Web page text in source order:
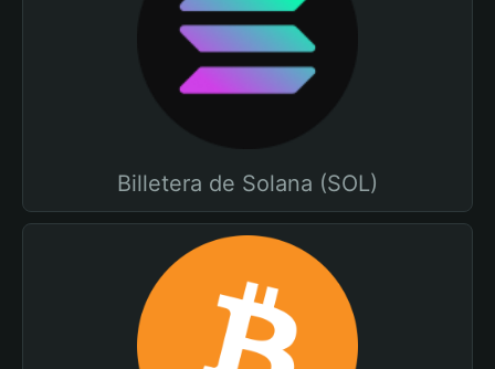
Billetera de Solana (SOL)